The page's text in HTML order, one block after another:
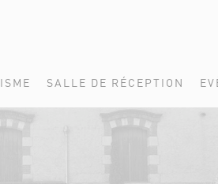
SALLE DE RÉCEPTION